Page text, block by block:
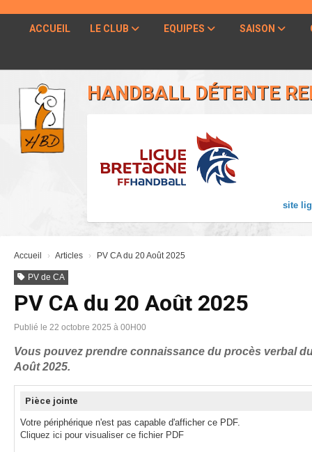
ACCUEIL LE CLUB EQUIPES SAISON
HANDBALL DÉTENTE
site
Accueil Articles PV CA du 20 Août 2025
PV de CA
PV CA du 20 Août 2025
Publié le 22 octobre 2025 à 00H00
Vous pouvez prendre connaissance du procès verbal
Août 2025.
Pièce jointe
Votre périphérique n'est pas capable d'afficher ce PDF.
Cliquez ici pour visualiser ce fichier PDF